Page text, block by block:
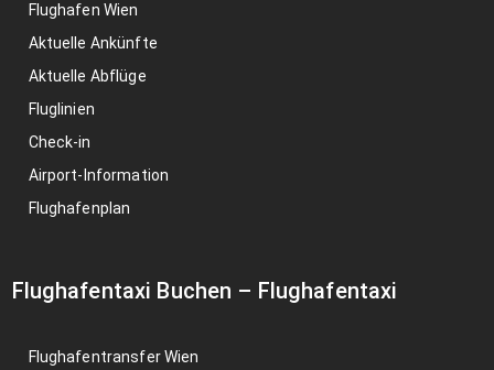
Flughafen Wien
Aktuelle Ankünfte
Aktuelle Abflüge
Fluglinien
Check-in
Airport-Information
Flughafenplan
Flughafentaxi Buchen – Flughafentaxi
Flughafentransfer Wien